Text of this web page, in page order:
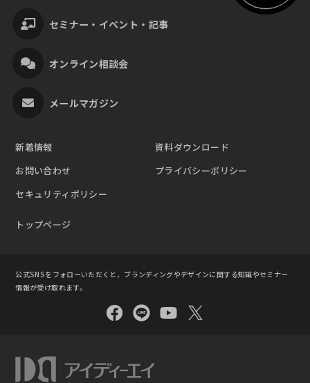
セミナー・イベント・記事
オンライン相談会
メールマガジン
新着情報
資料ダウンロード
お問い合わせ
プライバシーポリシー
セキュリティポリシー
トップページ
公式SNSをフォローいただくと、ブランディングやデザインに関する知識やセミナー
情報が受け取れます。